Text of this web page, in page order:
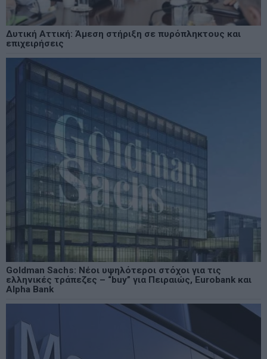
Δυτική Αττική: Άμεση στήριξη σε πυρόπληκτους και
επιχειρήσεις
Goldman Sachs: Νέοι υψηλότεροι στόχοι για τις
ελληνικές τράπεζες – “buy” για Πειραιώς, Eurobank και
Alpha Bank